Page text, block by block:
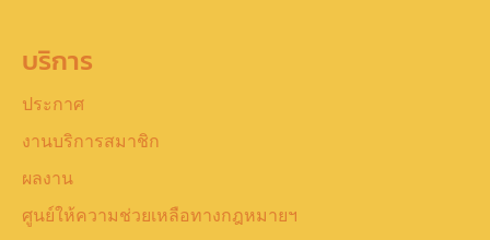
บริการ
ประกาศ
งานบริการสมาชิก
ผลงาน
ศูนย์ให้ความช่วยเหลือทางกฎหมายฯ